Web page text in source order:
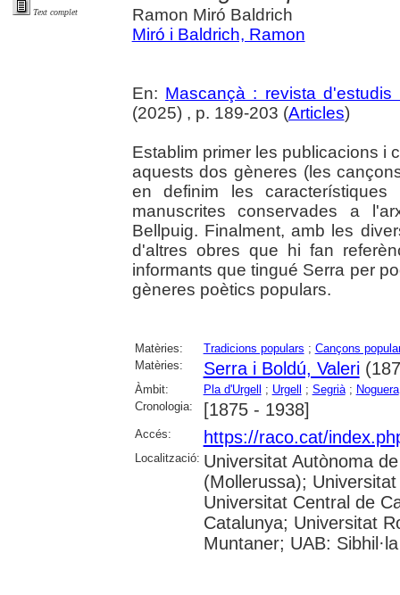
Text complet
Ramon Miró Baldrich
Miró i Baldrich, Ramon
En: Mascançà : revista
(2025) , p. 189-203 (Articles)
Establim primer les publicacions i
aquests dos gèneres (les
en definim les
manuscrites conservades a
Bellpuig. Finalment, amb les
d'altres obres que hi fan
informants que tingué Serra per
gèneres poètics populars.
Matèries: Tradicions populars ; Cançons
Matèries:
Serra i Boldú, Valeri
Àmbit: Pla d'Urgell ; Urgell ; Segrià; Noguera
Cronologia:
[1875 - 1938]
Accés: https://raco.cat/
Localització: Universitat Autònoma
(Mollerussa);
Universitat Central de
Catalunya; Universitat
Muntaner; UAB: Sibhil·la